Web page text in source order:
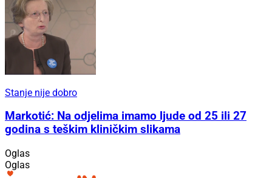
Stanje nije dobro
Markotić: Na odjelima imamo ljude od 25 ili 27
godina s teškim kliničkim slikama
Oglas
Oglas